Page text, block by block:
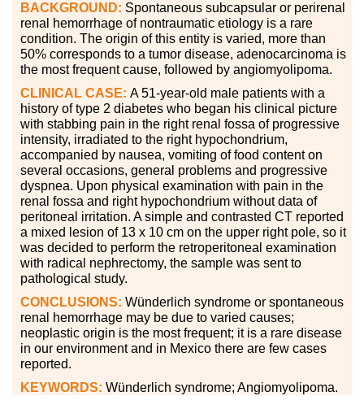
BACKGROUND: Spontaneous subcapsular or perirenal
renal hemorrhage of nontraumatic etiology is a rare
condition. The origin of this entity is varied, more than
50% corresponds to a tumor disease, adenocarcinoma is
the most frequent cause, followed by angiomyolipoma.
CLINICAL CASE: A 51-year-old male patients with a
history of type 2 diabetes who began his clinical picture
with stabbing pain in the right renal fossa of progressive
intensity, irradiated to the right hypochondrium,
accompanied by nausea, vomiting of food content on
several occasions, general problems and progressive
dyspnea. Upon physical examination with pain in the
renal fossa and right hypochondrium without data of
peritoneal irritation. A simple and contrasted CT reported
a mixed lesion of 13 x 10 cm on the upper right pole, so it
was decided to perform the retroperitoneal examination
with radical nephrectomy, the sample was sent to
pathological study.
CONCLUSIONS: Wünderlich syndrome or spontaneous
renal hemorrhage may be due to varied causes;
neoplastic origin is the most frequent; it is a rare disease
in our environment and in Mexico there are few cases
reported.
KEYWORDS: Wünderlich syndrome; Angiomyolipoma.